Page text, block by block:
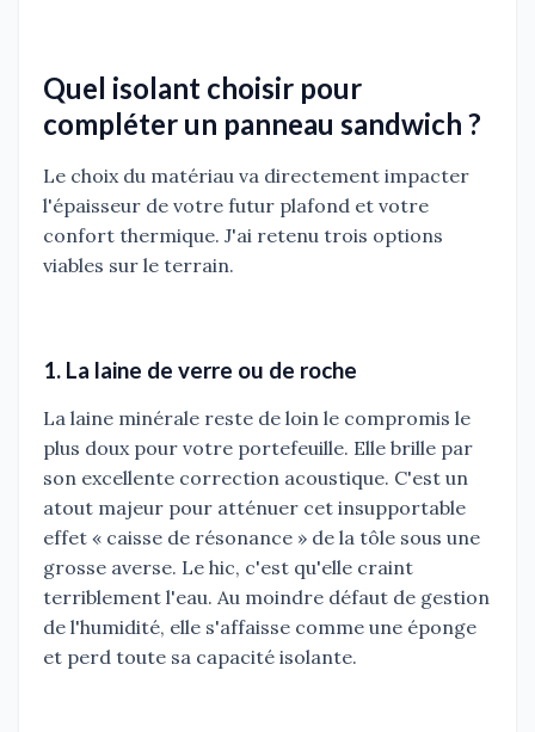
Quel isolant choisir pour
compléter un panneau sandwich ?
Le choix du matériau va directement impacter
l'épaisseur de votre futur plafond et votre
confort thermique. J'ai retenu trois options
viables sur le terrain.
1. La laine de verre ou de roche
La laine minérale reste de loin le compromis le
plus doux pour votre portefeuille. Elle brille par
son excellente correction acoustique. C'est un
atout majeur pour atténuer cet insupportable
effet « caisse de résonance » de la tôle sous une
grosse averse. Le hic, c'est qu'elle craint
terriblement l'eau. Au moindre défaut de gestion
de l'humidité, elle s'affaisse comme une éponge
et perd toute sa capacité isolante.